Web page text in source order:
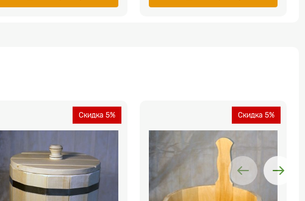
Скидка 5% Скидка 5%